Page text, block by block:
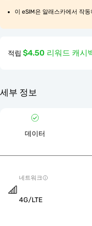
이 eSIM은 알래스카에서 작
적립 $4.50 리워드 캐시
세부 정보
데이터
네트워크
4G/LTE